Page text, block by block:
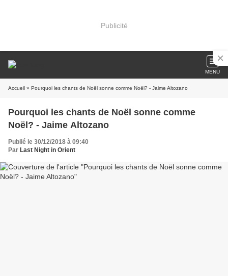
Publicité
MENU
Accueil » Pourquoi les chants de Noël sonne comme Noël? - Jaime Altozano
Pourquoi les chants de Noël sonne comme
Noël? - Jaime Altozano
Publié le 30/12/2018 à 09:40
Par Last Night in Orient